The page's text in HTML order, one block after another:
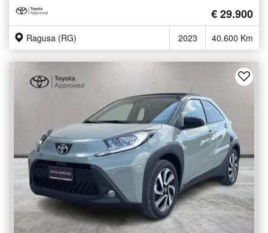
€ 29.900
Ragusa (RG) 2023 40.600 Km